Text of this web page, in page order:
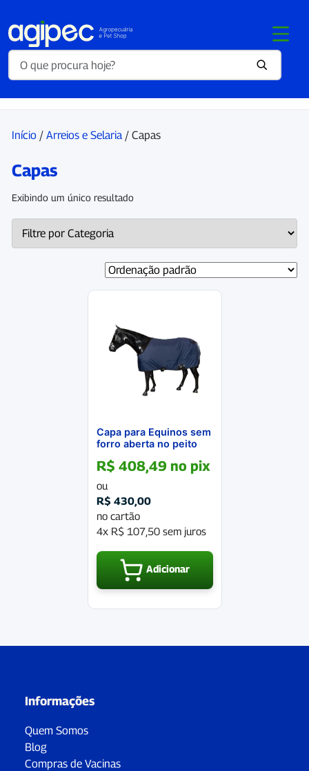
Início / Arreios e Selaria / Capas
Capas
Exibindo um único resultado
Capa para Equinos sem
forro aberta no peito
R$ 408,49 no pix
ou
R$ 430,00
no cartão
4x R$107,50sem juros
Adicionar
Informações
Quem Somos
Blog
Compras de Vacinas